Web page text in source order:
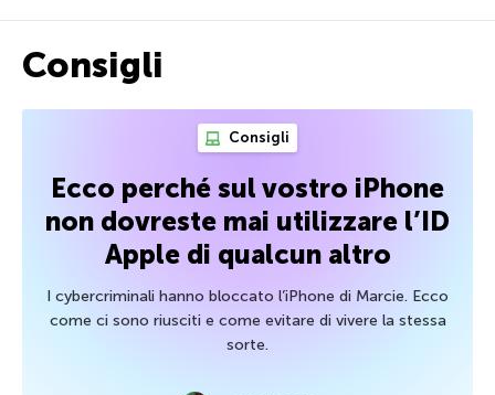
Consigli
Consigli
Ecco perché sul vostro iPhone
non dovreste mai utilizzare l’ID
Apple di qualcun altro
I cybercriminali hanno bloccato l’iPhone di Marcie. Ecco
come ci sono riusciti e come evitare di vivere la stessa
sorte.